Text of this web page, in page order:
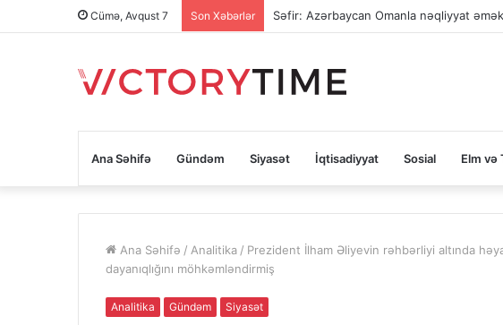
Cümə, Avqust 7 Son Xəbərlər Səfir: Azərbaycan Omanla nəqliyyat
Ana Səhifə Gündəm Siyasət İqtisadiyyat Sosial Elm və
Ana Səhifə / Analitika / Prezident İlham Əliyevin rəhbərliyi altında
dayanıqlığını möhkəmləndirmiş
Analitika Gündəm Siyasət